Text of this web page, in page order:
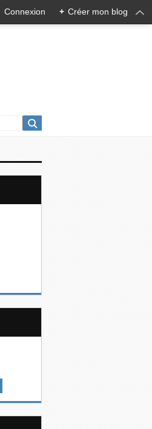
Connexion + Créer mon blog